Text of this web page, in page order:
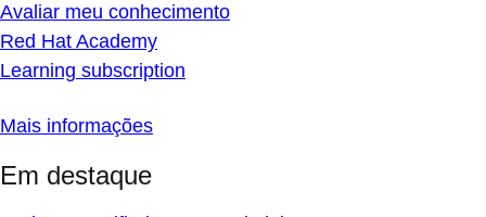
Avaliar meu conhecimento
Red Hat Academy
Learning subscription
Mais informações
Em destaque